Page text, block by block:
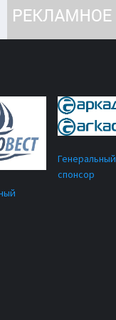
Генеральный
спонсор